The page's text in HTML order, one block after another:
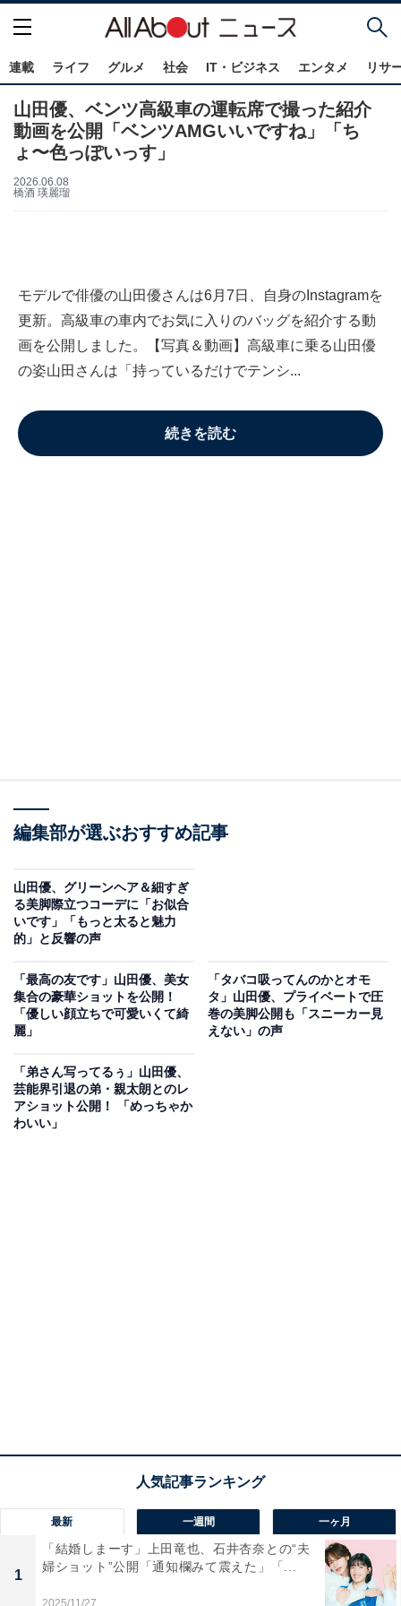
連載 ライフ グルメ 社会 IT・ビジネス エンタメ リサ
山田優、ベンツ高級車の運転席で撮った紹介
動画を公開「ベンツAMGいいですね」「ち
ょ〜色っぽいっす」
2026.06.08
橋酒 瑛麗瑠
モデルで俳優の山田優さんは6月7日、自身のInstagramを
更新。高級車の車内でお気に入りのバッグを紹介する動
画を公開しました。【写真＆動画】高級車に乗る山田優
の姿山田さんは「持っているだけでテンシ...
続きを読む
編集部が選ぶおすすめ記事
山田優、グリーンヘア＆細すぎ
る美脚際立つコーデに「お似合
いです」「もっと太ると魅力
的」と反響の声
「最高の友です」山田優、美女
集合の豪華ショットを公開！
「優しい顔立ちで可愛いくて綺
麗」
「タバコ吸ってんのかとオモ
タ」山田優、プライベートで圧
巻の美脚公開も「スニーカー見
えない」の声
「弟さん写ってるぅ」山田優、
芸能界引退の弟・親太朗とのレ
アショット公開！ 「めっちゃか
わいい」
最新 一週間 一ヶ月
1
「結婚しまーす」上田竜也、石井杏奈との“夫
婦ショット”公開「通知欄みて震えた」「...